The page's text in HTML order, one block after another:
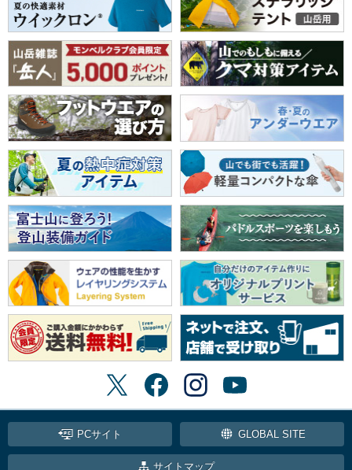
PCサイト GLOBAL SITE
サイトマップ